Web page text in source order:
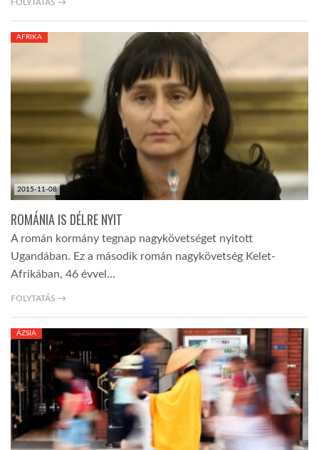
FOLYTATÁS →
2015-11-08
AFRIKA
ROMÁNIA IS DÉLRE NYIT
A román kormány tegnap nagykövetséget nyitott
Ugandában. Ez a második román nagykövetség Kelet-
Afrikában, 46 évvel…
FOLYTATÁS →
ÁZSIA